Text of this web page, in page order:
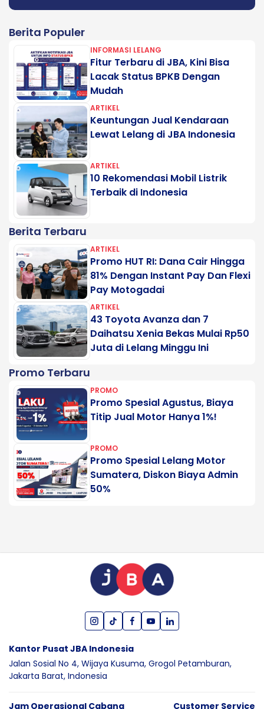
Berita Populer
INFORMASI LELANG
Fitur Terbaru di JBA, Kini Bisa
Lacak Status BPKB Dengan
Mudah
ARTIKEL
Keuntungan Jual Kendaraan
Lewat Lelang di JBA Indonesia
ARTIKEL
10 Rekomendasi Mobil Listrik
Terbaik di Indonesia
Berita Terbaru
ARTIKEL
Promo HUT RI: Dana Cair Hingga
81% Dengan Instant Pay Dan Flexi
Pay Motogadai
ARTIKEL
43 Toyota Avanza dan 7
Daihatsu Xenia Bekas Mulai Rp50
Juta di Lelang Minggu Ini
Promo Terbaru
PROMO
Promo Spesial Agustus, Biaya
Titip Jual Motor Hanya 1%!
PROMO
Promo Spesial Lelang Motor
Sumatera, Diskon Biaya Admin
50%
Kantor Pusat JBA Indonesia
Jalan Sosial No 4, Wijaya Kusuma, Grogol Petamburan,
Jakarta Barat, Indonesia
Jam Operasional Cabang Customer Service